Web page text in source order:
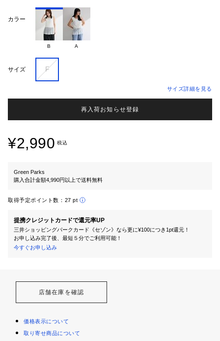
カラー
B A
サイズ F
サイズ詳細を見る
再入荷お知らせ登録
¥2,990 税込
Green Parks
購入合計金額4,990円以上で送料無料
取得予定ポイント数： 27 pt
提携クレジットカードで還元率UP
三井ショッピングパークカード《セゾン》なら更に¥100につき1pt還元！
お申し込み完了後、最短５分でご利用可能！
今すぐお申し込み
店舗在庫を確認
価格表示について
取り寄せ商品について